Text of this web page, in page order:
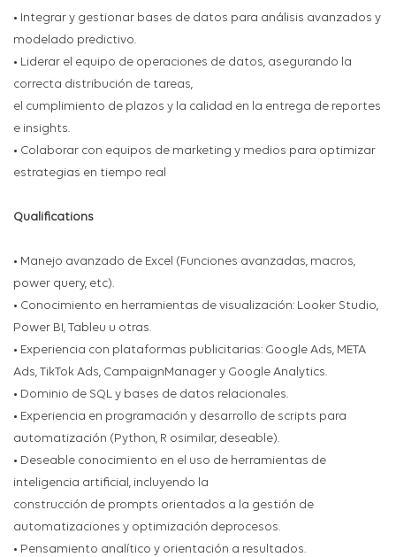
• Integrar y gestionar bases de datos para análisis avanzados y
modelado predictivo.
• Liderar el equipo de operaciones de datos, asegurando la
correcta distribución de tareas,
el cumplimiento de plazos y la calidad en la entrega de reportes
e insights.
• Colaborar con equipos de marketing y medios para optimizar
estrategias en tiempo real
Qualifications
• Manejo avanzado de Excel (Funciones avanzadas, macros,
power query, etc).
• Conocimiento en herramientas de visualización: Looker Studio,
Power BI, Tableu u otras.
• Experiencia con plataformas publicitarias: Google Ads, META
Ads, TikTok Ads, CampaignManager y Google Analytics.
• Dominio de SQL y bases de datos relacionales.
• Experiencia en programación y desarrollo de scripts para
automatización (Python, R osimilar, deseable).
• Deseable conocimiento en el uso de herramientas de
inteligencia artificial, incluyendo la
construcción de prompts orientados a la gestión de
automatizaciones y optimización deprocesos.
• Pensamiento analítico y orientación a resultados.